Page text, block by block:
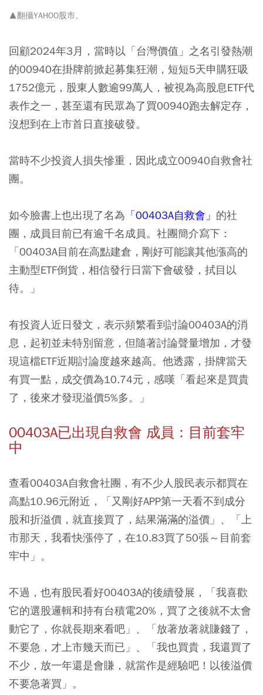
▲翻攝YAHOO股市。
回顧2024年3月，當時以「台灣價值」之名引發熱潮
的00940在掛牌前掀起募集狂潮，短短5天申購狂吸
1752億元，股東人數逾99萬人，被視為高股息ETF代
表作之一，甚至還有民眾為了買00940跑去解定存，
沒想到在上市首日直接破發。
當時不少投資人損失慘重，因此成立00940自救會社
團。
如今臉書上也出現了名為 「00403A自救會」 的社
團，成員目前已有逾千名成員。社團簡介寫下：
「00403A目前在高點建倉，剛好可能讓其他漲高的
主動型ETF倒貨，相信發行日當下會破發，拭目以
待。」
有投資人近日發文，表示頻繁看到討論00403A的消
息，起初並未特別留意，但隨著討論聲量增加，才發
現這檔ETF近期討論度越來越高。他透露，掛牌當天
有買一點，成交價為10.74元，感嘆「看起來是買貴
了，後來才發現溢價5%多。」
00403A已出現自救會 成員：目前套牢
中
查看00403A自救會社團，有不少人股民表示都買在
高點10.96元附近，「又剛好APP第一天看不到成分
股和折溢價，就直接買了，結果滿滿的溢價」、「上
市那天，我看快漲停了，在10.83買了50張～目前套
牢中」。
不過，也有股民看好00403A的後續發展，「我喜歡
它的選股邏輯和持有台積電20%，買了之後就不太會
動它了，你就長期來看吧」、「放著放著就賺錢了，
不要急，才上市幾天而已」、「我也買貴，我還買了
不少，放一年還是會賺，就當作是經驗吧！以後溢價
不要急著買」。